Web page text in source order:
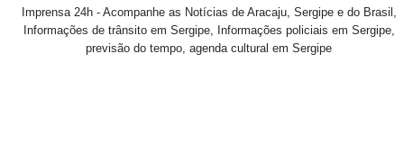
Imprensa 24h - Acompanhe as Notícias de Aracaju, Sergipe e do Brasil,
Informações de trânsito em Sergipe, Informações policiais em Sergipe,
previsão do tempo, agenda cultural em Sergipe